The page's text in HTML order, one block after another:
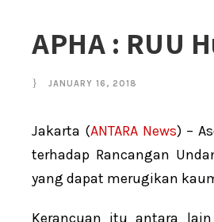
APHA : RUU
JANUARY 16, 2018
Jakarta (ANTARA News) –
terhadap Rancangan
yang dapat merugikan
Kerancuan itu antara